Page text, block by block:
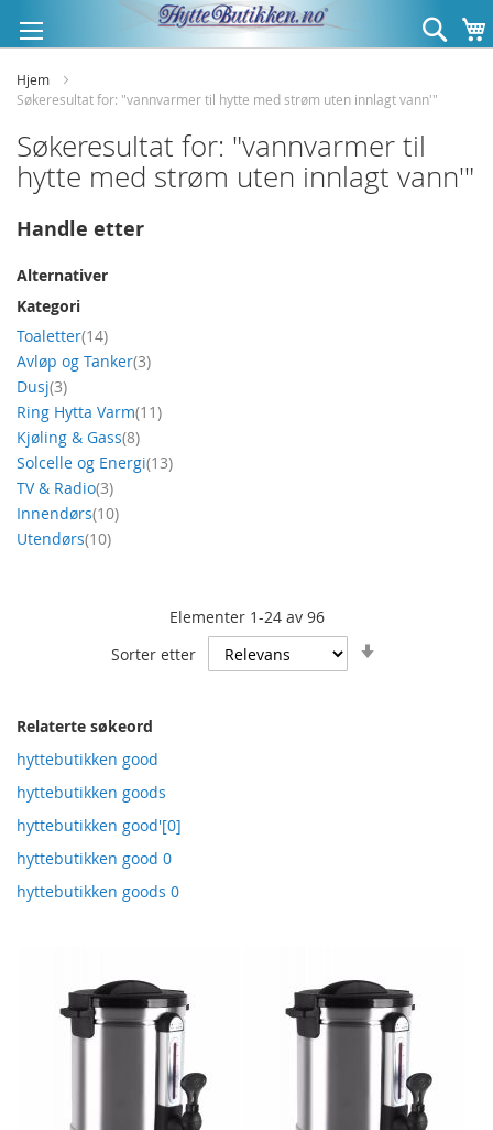
til
innhold
Søk
Hjem
Søkeresultat for: "vannvarmer til hytte med strøm uten innlagt vann'"
Søkeresultat for: "vannvarmer til
hytte med strøm uten innlagt vann'"
Elementer 1-24av 96
Sorter etter
Relaterte søkeord
hyttebutikken good
hyttebutikken goods
hyttebutikken good'[0]
hyttebutikken good 0
hyttebutikken goods 0
Handle etter
Alternativer
Kategori
Toaletter 14produkt
Avløp og Tanker 3produkt
Dusj 3produkt
Ring Hytta Varm 11produkt
Kjøling & Gass 8produkt
Solcelle og Energi 13produkt
TV & Radio 3produkt
Innendørs 10produkt
Utendørs 10produkt